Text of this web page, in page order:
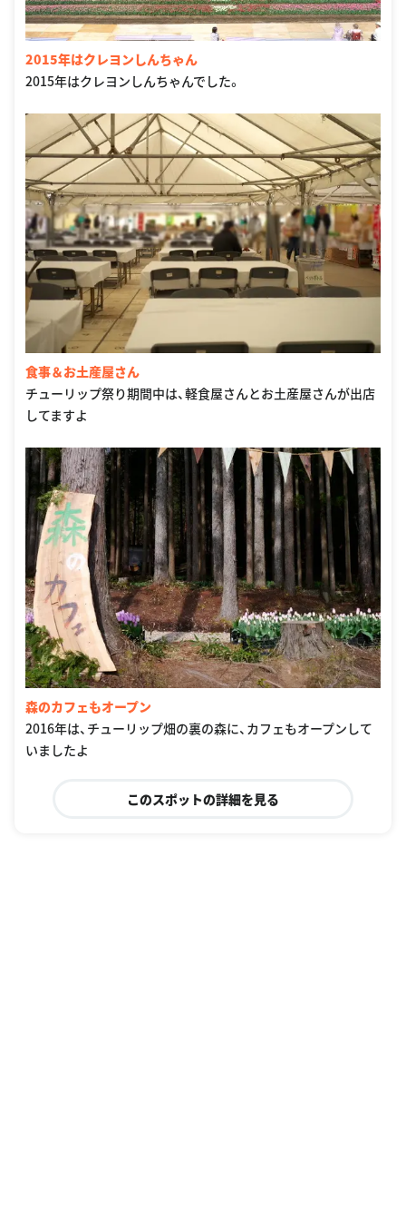
2015年はクレヨンしんちゃん
2015年はクレヨンしんちゃんでした。
食事＆お土産屋さん
チューリップ祭り期間中は、軽食屋さんとお土産屋さんが出店
してますよ
森のカフェもオープン
2016年は、チューリップ畑の裏の森に、カフェもオープンして
いましたよ
このスポットの詳細を見る